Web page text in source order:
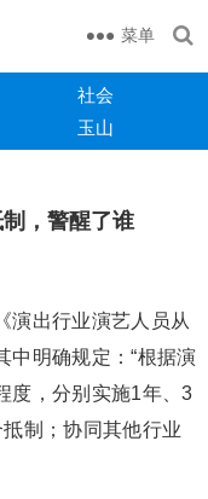
菜单
社会
玉山
，警醒了谁
出行业演艺人员从
中明确规定：“根据演
度，分别实施1年、3
制；协同其他行业